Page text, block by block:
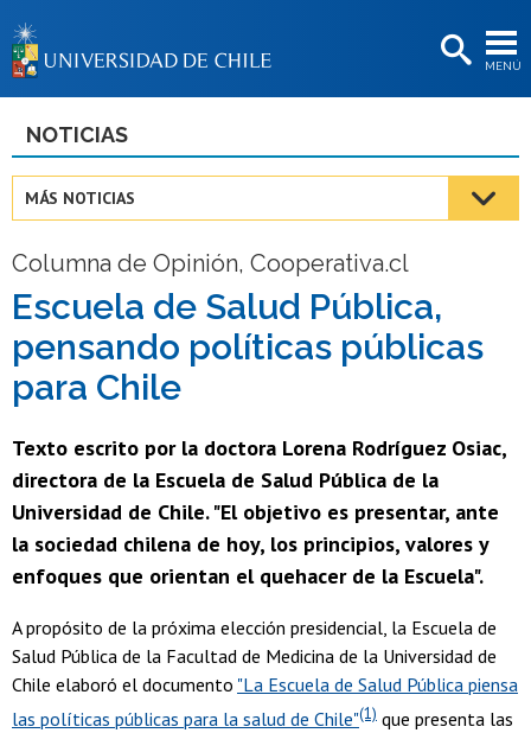
MENÚ
BIBLIOTECAS
Estudiantes
Académicas/os
Funcionarias/os
Egresadas/os
NOTICIAS
MÁS NOTICIAS
Columna de Opinión, Cooperativa.cl
Escuela de Salud Pública,
pensando políticas públicas
para Chile
Texto escrito por la doctora Lorena Rodríguez Osiac,
directora de la Escuela de Salud Pública de la
Universidad de Chile. "El objetivo es presentar, ante
la sociedad chilena de hoy, los principios, valores y
enfoques que orientan el quehacer de la Escuela".
A propósito de la próxima elección presidencial, la Escuela de
Salud Pública de la Facultad de Medicina de la Universidad de
Chile elaboró el documento "La Escuela de Salud Pública piensa
las políticas públicas para la salud de Chile"(1) que presenta las